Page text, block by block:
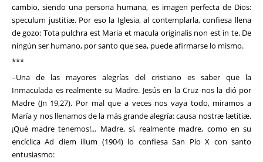
cambio, siendo una persona humana, es imagen perfecta de Dios:
speculum justitiæ. Por eso la Iglesia, al contemplarla, confiesa llena
de gozo: Tota pulchra est Maria et macula originalis non est in te. De
ningún ser humano, por santo que sea, puede afirmarse lo mismo.
***
–Una de las mayores alegrías del cristiano es saber que la
Inmaculada es realmente su Madre. Jesús en la Cruz nos la dió por
Madre (Jn 19,27). Por mal que a veces nos vaya todo, miramos a
María y nos llenamos de la más grande alegría: causa nostræ lætitiæ.
¡Qué madre tenemos!... Madre, sí, realmente madre, como en su
encíclica Ad diem illum (1904) lo confiesa San Pío X con santo
entusiasmo: